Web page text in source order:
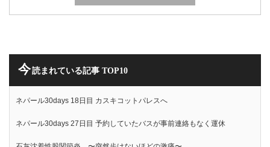
今読まれている記事 TOP10
ネパール30days 18日目 カスキコットパレスへ
ネパール30days 27日目 予約していたバスが事前連絡もなく運休